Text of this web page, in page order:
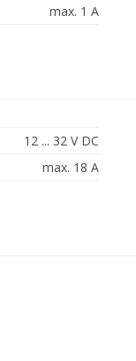
max. 1 A
12 ... 32 V DC
max. 18 A